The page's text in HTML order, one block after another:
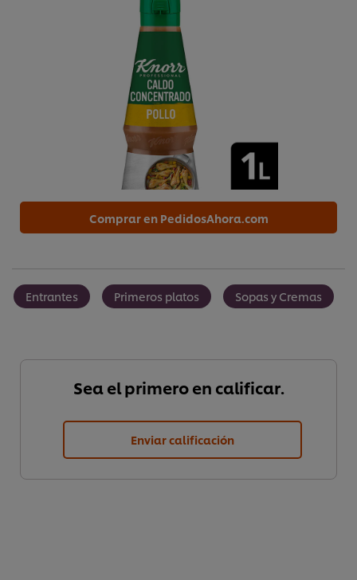
Comprar en PedidosAhora.com
Entrantes Primeros platos Sopas y Cremas
Sea el primero en calificar.
Enviar calificación